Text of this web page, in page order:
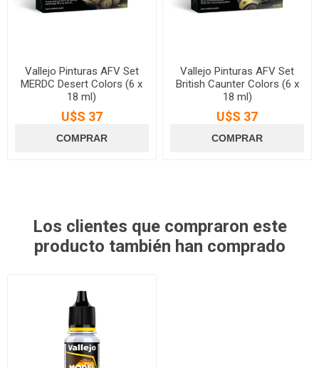
Vallejo Pinturas AFV Set
MERDC Desert Colors (6 x
18 ml)
U$S 37
Vallejo Pinturas AFV Set
British Caunter Colors (6 x
18 ml)
U$S 37
Los clientes que compraron este
producto también han comprado